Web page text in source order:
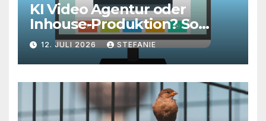
KI Video Agentur oder
Inhouse-Produktion? So
finden Unternehmen den
richtigen Weg zu
skalierbarem Video-Content
12. JULI 2026 STEFANIE